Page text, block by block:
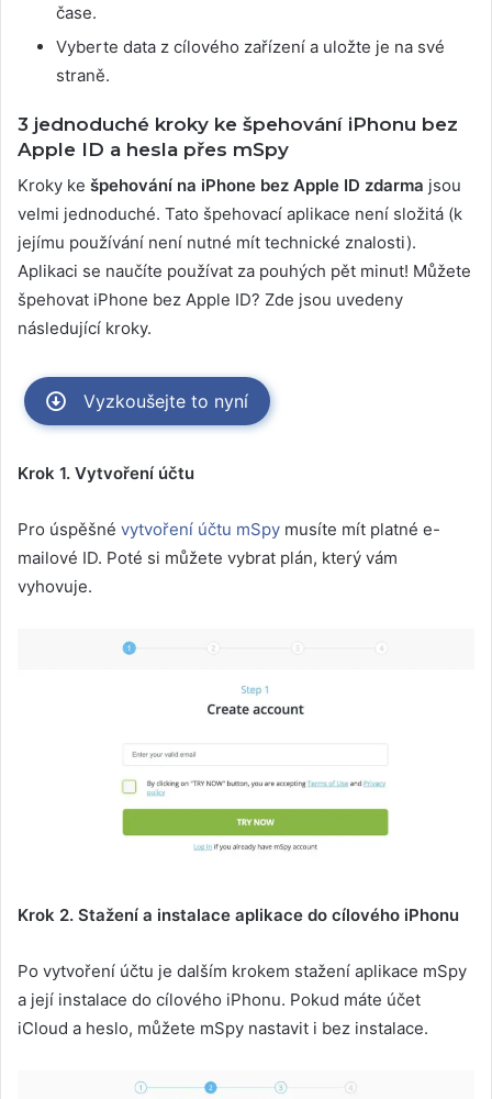
čase.
Vyberte data z cílového zařízení a uložte je na své
straně.
3 jednoduché kroky ke špehování iPhonu bez
Apple ID a hesla přes mSpy
Kroky ke špehování na iPhone bez Apple ID zdarma jsou
velmi jednoduché. Tato špehovací aplikace není složitá (k
jejímu používání není nutné mít technické znalosti).
Aplikaci se naučíte používat za pouhých pět minut! Můžete
špehovat iPhone bez Apple ID? Zde jsou uvedeny
následující kroky.
Vyzkoušejte to nyní
Krok 1. Vytvoření účtu
Pro úspěšné vytvoření účtu mSpy musíte mít platné e-
mailové ID. Poté si můžete vybrat plán, který vám
vyhovuje.
Krok 2. Stažení a instalace aplikace do cílového iPhonu
Po vytvoření účtu je dalším krokem stažení aplikace mSpy
a její instalace do cílového iPhonu. Pokud máte účet
iCloud a heslo, můžete mSpy nastavit i bez instalace.